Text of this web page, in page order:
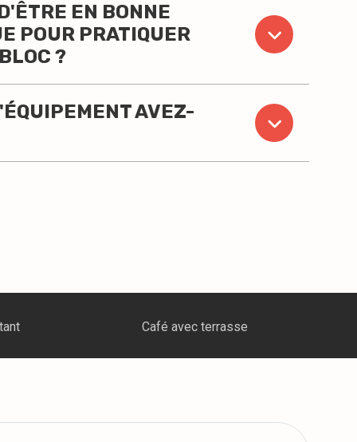
EN BONNE
POUR PRATIQUER
?
AVEZ-
Événement corporatif escalade